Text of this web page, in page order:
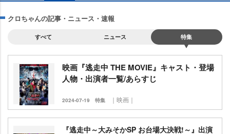
クロちゃんの記事・ニュース・速報
すべて ニュース 特集
映画『逃走中 THE MOVIE』キャスト・登場
人物・出演者一覧/あらすじ
2024-07-19 特集 ｜映画｜
『逃走中～大みそかSP お台場大決戦!～』出演